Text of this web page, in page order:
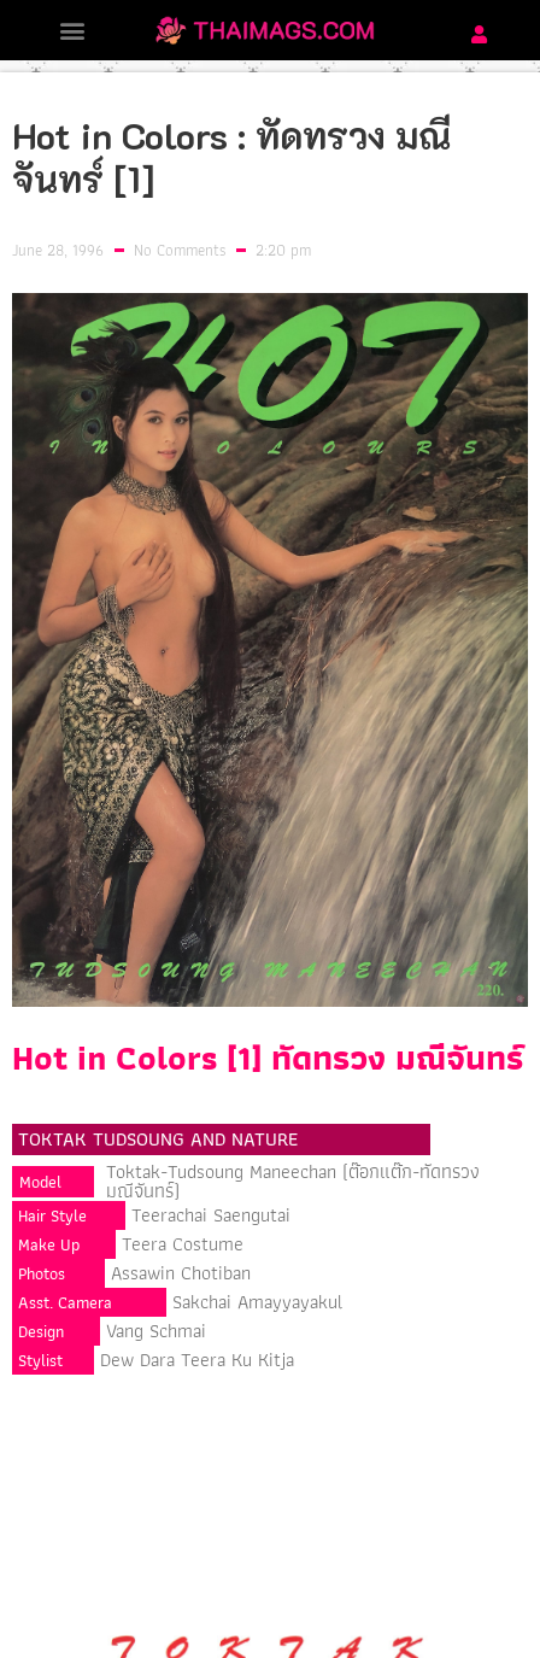
Hot in Colors : ทัดทรวง มณี
จันทร์ [1]
June 28, 1996 No Comments 2:20 pm
Hot in Colors [1] ทัดทรวง มณีจันทร์
TOKTAK TUDSOUNG AND NATURE
Model Toktak-Tudsoung Maneechan (ต๊อกแต๊ก-ทัดทรวง
มณีจันทร์)
Hair Style Teerachai Saengutai
Make Up Teera Costume
Photos Assawin Chotiban
Asst. Camera Sakchai Amayyayakul
Design Vang Schmai
Stylist Dew Dara Teera Ku Kitja